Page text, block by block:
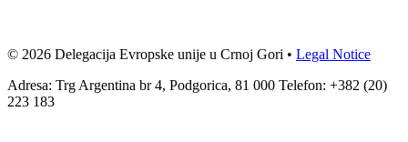
© 2026 Delegacija Evropske unije u Crnoj Gori • Legal Notice
Adresa: Trg Argentina br 4, Podgorica, 81 000 Telefon: +382 (20)
223 183